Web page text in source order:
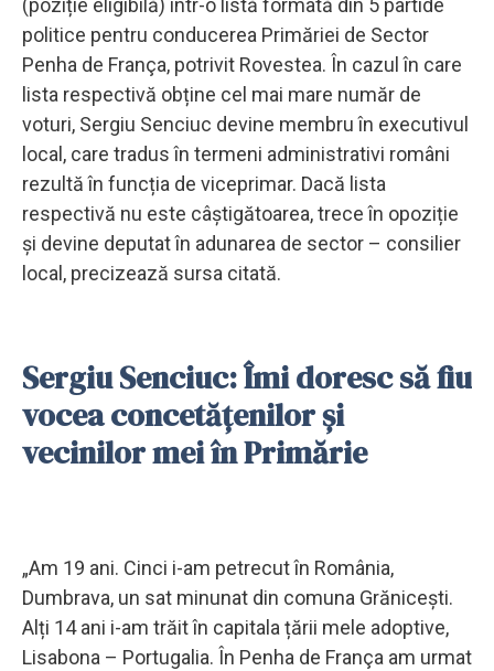
politice pentru conducerea Primăriei de Sector
Penha de França, potrivit Rovestea. În cazul în care
lista respectivă obține cel mai mare număr de
voturi, Sergiu Senciuc devine membru în executivul
local, care tradus în termeni administrativi români
rezultă în funcția de viceprimar. Dacă lista
respectivă nu este câștigătoarea, trece în opoziție
și devine deputat în adunarea de sector – consilier
local, precizează sursa citată.
Sergiu Senciuc: Îmi doresc să fiu
vocea concetățenilor și
vecinilor mei în Primărie
„Am 19 ani. Cinci i-am petrecut în România,
Dumbrava, un sat minunat din comuna Grănicești.
Alți 14 ani i-am trăit în capitala țării mele adoptive,
Lisabona – Portugalia. În Penha de França am urmat